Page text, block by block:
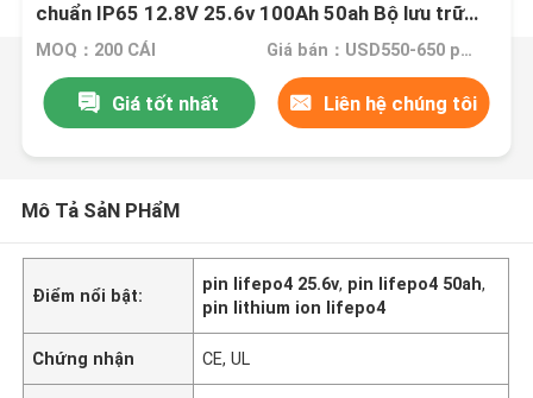
chuẩn IP65 12.8V 25.6v 100Ah 50ah Bộ lưu trữ
năng lượng mặt trời Lithium Ion
MOQ：200 CÁI Giá bán：USD550-650 pcs
Giá tốt nhất Liên hệ chúng tôi
Mô Tả SảN PHẩM
Điểm nổi bật:
pin lifepo4 25.6v, pin lifepo4 50ah,
pin lithium ion lifepo4
Chứng nhận CE, UL